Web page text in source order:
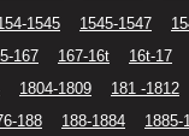
1545 1545-1547
167 167-16t 16t-17
1804-1809 181 -1812
188 188-1884 1885-